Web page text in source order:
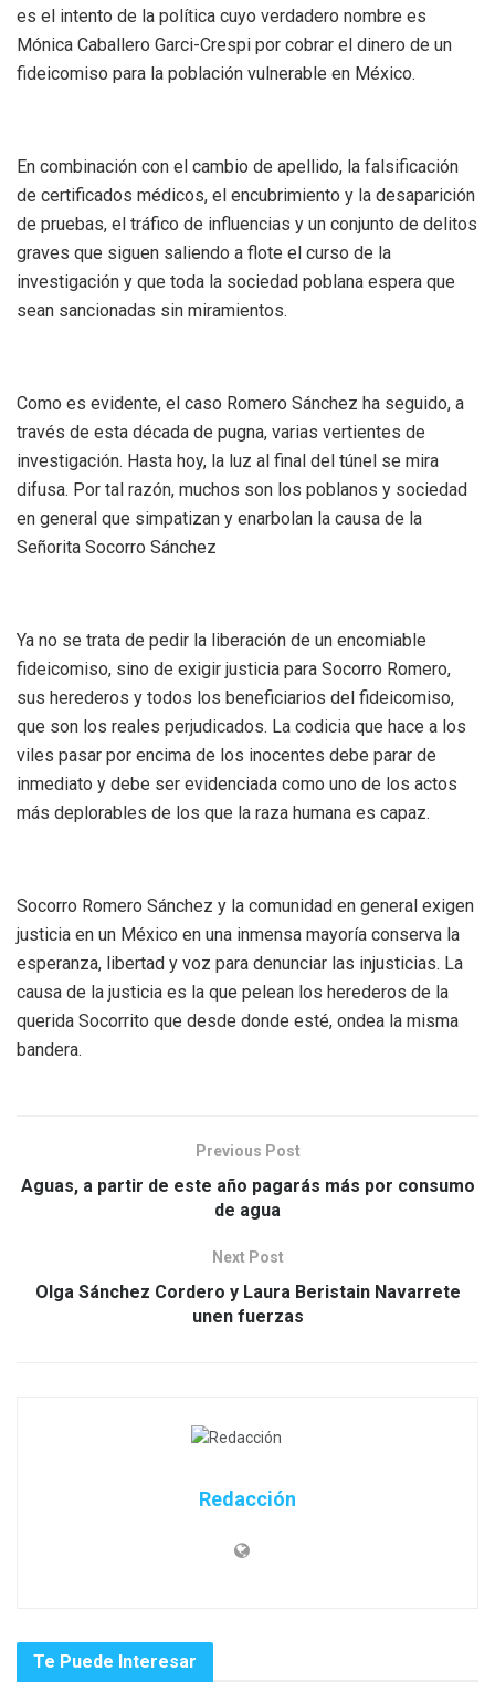
es el intento de la política cuyo verdadero nombre es
Mónica Caballero Garci-Crespi por cobrar el dinero de un
fideicomiso para la población vulnerable en México.
En combinación con el cambio de apellido, la falsificación
de certificados médicos, el encubrimiento y la desaparición
de pruebas, el tráfico de influencias y un conjunto de delitos
graves que siguen saliendo a flote el curso de la
investigación y que toda la sociedad poblana espera que
sean sancionadas sin miramientos.
Como es evidente, el caso Romero Sánchez ha seguido, a
través de esta década de pugna, varias vertientes de
investigación. Hasta hoy, la luz al final del túnel se mira
difusa. Por tal razón, muchos son los poblanos y sociedad
en general que simpatizan y enarbolan la causa de la
Señorita Socorro Sánchez
Ya no se trata de pedir la liberación de un encomiable
fideicomiso, sino de exigir justicia para Socorro Romero,
sus herederos y todos los beneficiarios del fideicomiso,
que son los reales perjudicados. La codicia que hace a los
viles pasar por encima de los inocentes debe parar de
inmediato y debe ser evidenciada como uno de los actos
más deplorables de los que la raza humana es capaz.
Socorro Romero Sánchez y la comunidad en general exigen
justicia en un México en una inmensa mayoría conserva la
esperanza, libertad y voz para denunciar las injusticias. La
causa de la justicia es la que pelean los herederos de la
querida Socorrito que desde donde esté, ondea la misma
bandera.
Previous Post
Aguas, a partir de este año pagarás más por consumo
de agua
Next Post
Olga Sánchez Cordero y Laura Beristain Navarrete
unen fuerzas
Redacción
Te Puede Interesar